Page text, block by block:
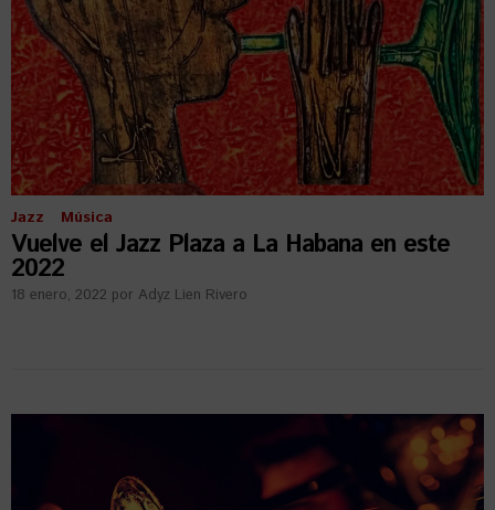
Jazz Música
Vuelve el Jazz Plaza a La Habana en este
2022
18 enero, 2022 por Adyz Lien Rivero